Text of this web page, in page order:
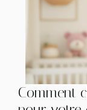
Comment